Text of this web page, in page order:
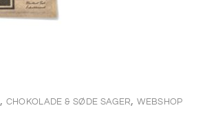
, CHOKOLADE & SØDE SAGER,WEBSHOP